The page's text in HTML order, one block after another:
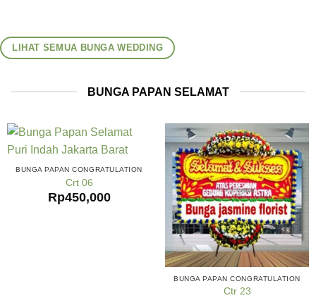
LIHAT SEMUA BUNGA WEDDING
BUNGA PAPAN SELAMAT
BUNGA PAPAN CONGRATULATION
Crt 06
Rp450,000
BUNGA PAPAN CONGRATULATION
Ctr 23